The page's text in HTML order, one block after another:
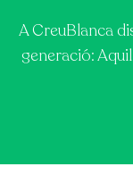
A CreuBlanca
generació: